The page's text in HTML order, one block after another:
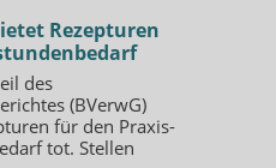
Rezepturen
des
(BVerwG)
für den Praxis-
tot. Stellen